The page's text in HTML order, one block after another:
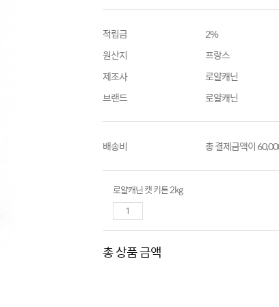
적립금
2%
원산지
프랑스
제조사
로얄캐닌
브랜드
로얄캐닌
배송비 총 결제금액이
로얄캐닌 캣 키튼 2kg
총 상품 금액